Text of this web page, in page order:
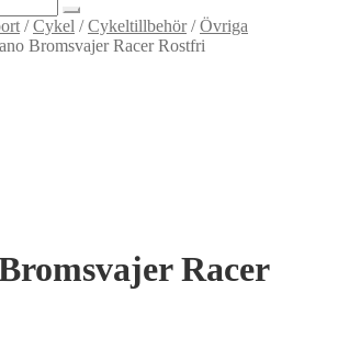
/Cykel /Cykeltillbehör/Övriga
Bromsvajer Racer Rostfri
Racer